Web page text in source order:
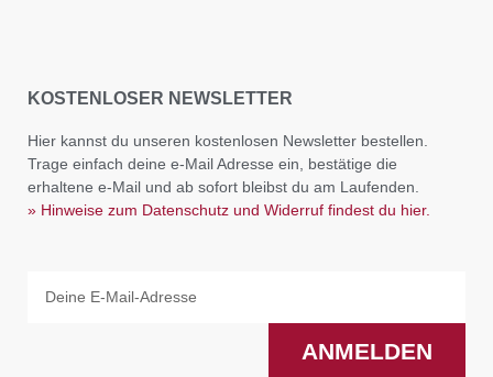
KOSTENLOSER NEWSLETTER
Hier kannst du unseren kostenlosen Newsletter bestellen.
Trage einfach deine e-Mail Adresse ein, bestätige die
erhaltene e-Mail und ab sofort bleibst du am Laufenden.
» Hinweise zum Datenschutz und Widerruf findest du hier.
ANMELDEN